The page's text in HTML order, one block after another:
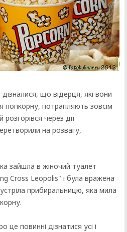
що відерця, які вони
попкорну, потрапляють зовсім
через дії
на розвагу,
зайшла в жіночий туалет
Cross Leopolis" і була вражена
прибиральницю, яка мила
це повинні дізнатися усі і